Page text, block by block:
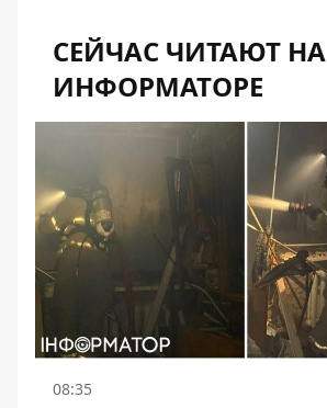
СЕЙЧАС ЧИТАЮТ НА
ИНФОРМАТОРЕ
08:35